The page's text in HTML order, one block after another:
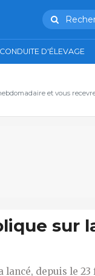
CONDUITE D'ÉLEVAGE
et vous
sur
lancé, depuis le